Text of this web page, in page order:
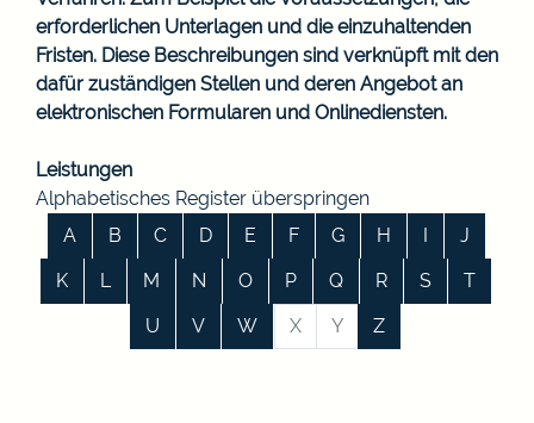
erforderlichen Unterlagen und die einzuhaltenden
Fristen. Diese Beschreibungen sind verknüpft mit den
dafür zuständigen Stellen und deren Angebot an
elektronischen Formularen und Onlinediensten.
Leistungen
Alphabetisches Register überspringen
A
B C D E F G H I
J
K
L M N O P Q R S
T
U
V W X Y Z